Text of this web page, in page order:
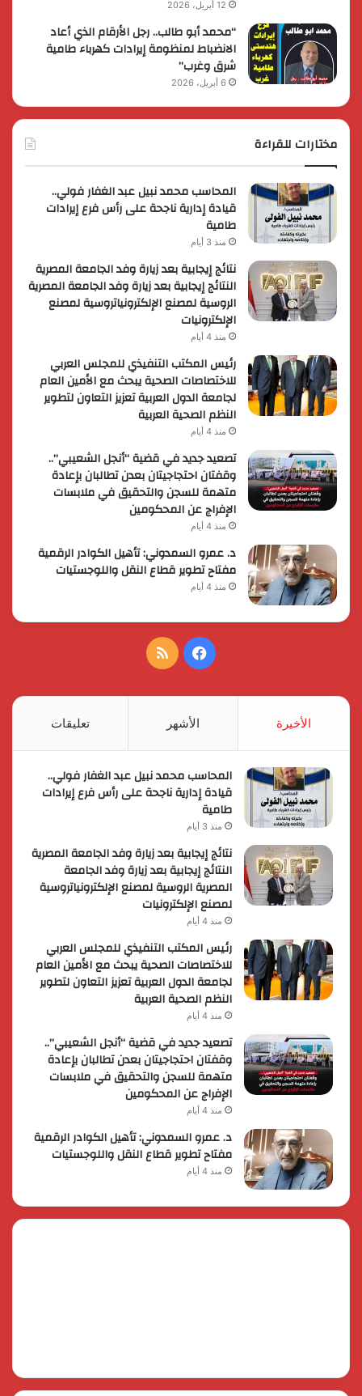
12 أبريل، 2026
“محمد أبو طالب.. رجل الأرقام الذي أعاد
الانضباط لمنظومة إيرادات كهرباء طامية
شرق وغرب”
6 أبريل، 2026
مختارات للقراءة
المحاسب محمد نبيل عبد الغفار فولي..
قيادة إدارية ناجحة على رأس فرع إيرادات
طامية
منذ 3 أيام
نتائج إيجابية بعد زيارة وفد الجامعة المصرية
النتائج إيجابية بعد زيارة وفد الجامعة المصرية
الروسية لمصنع الإلكترونياتروسية لمصنع
الإلكترونيات
منذ 4 أيام
رئيس المكتب التنفيذي للمجلس العربي
للاختصاصات الصحية يبحث مع الأمين العام
لجامعة الدول العربية تعزيز التعاون لتطوير
النظم الصحية العربية
منذ 4 أيام
تصعيد جديد في قضية “أنجل الشعيبي”..
وقفتان احتجاجيتان بعدن تطالبان بإعادة
متهمة للسجن والتحقيق في ملابسات
الإفراج عن المحكومين
منذ 4 أيام
د. عمرو السمدوني: تأهيل الكوادر الرقمية
مفتاح تطوير قطاع النقل واللوجستيات
منذ 4 أيام
فيسبوكملخص
الأخيرة الأشهر تعليقات
المحاسب محمد نبيل عبد الغفار فولي..
قيادة إدارية ناجحة على رأس فرع إيرادات
طامية
منذ 3 أيام
نتائج إيجابية بعد زيارة وفد الجامعة المصرية
النتائج إيجابية بعد زيارة وفد الجامعة
المصرية الروسية لمصنع الإلكترونياتروسية
لمصنع الإلكترونيات
منذ 4 أيام
رئيس المكتب التنفيذي للمجلس العربي
للاختصاصات الصحية يبحث مع الأمين العام
لجامعة الدول العربية تعزيز التعاون لتطوير
النظم الصحية العربية
منذ 4 أيام
تصعيد جديد في قضية “أنجل الشعيبي”..
وقفتان احتجاجيتان بعدن تطالبان بإعادة
متهمة للسجن والتحقيق في ملابسات
الإفراج عن المحكومين
منذ 4 أيام
د. عمرو السمدوني: تأهيل الكوادر الرقمية
مفتاح تطوير قطاع النقل واللوجستيات
منذ 4 أيام